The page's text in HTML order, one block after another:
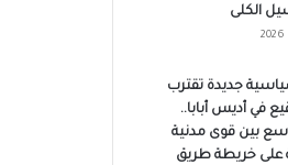
الكلى
جديدة تقترب
في أديس أبابا..
بين قوى مدنية
على خريطة طريق